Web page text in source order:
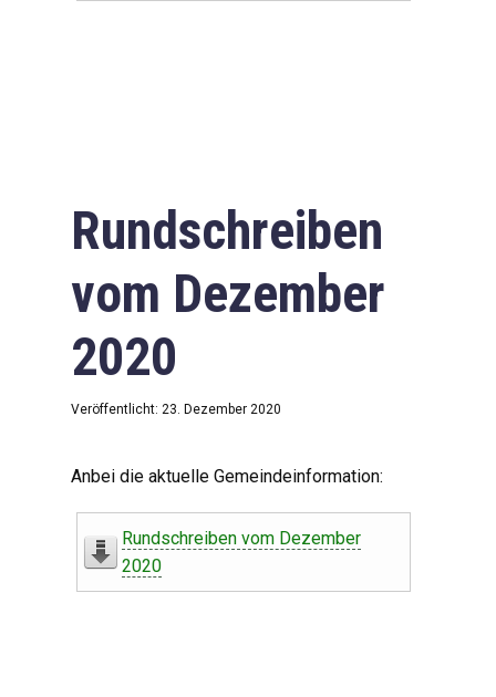
Rundschreiben
vom Dezember
2020
Veröffentlicht: 23. Dezember 2020
Anbei die aktuelle Gemeindeinformation:
Rundschreiben vom Dezember
2020